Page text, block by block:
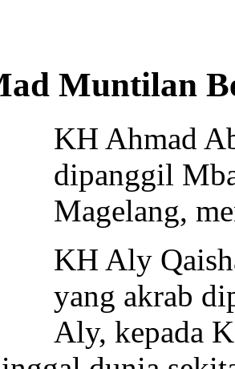
Muntilan
KH Ahmad
dipanggil
Magelang,
KH Aly
yang akrab
Aly, kepada